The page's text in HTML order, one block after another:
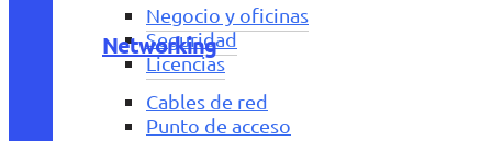
Negocio y oficinas
Seguridad
Licencias
Networking
Cables de red
Punto de acceso